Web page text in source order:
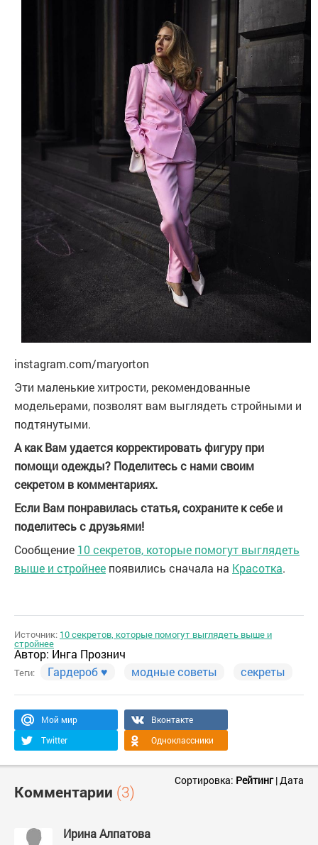
instagram.com/maryorton
Эти маленькие хитрости, рекомендованные
модельерами, позволят вам выглядеть стройными и
подтянутыми.
А как Вам удается корректировать фигуру при
помощи одежды? Поделитесь с нами своим
секретом в комментариях.
Если Вам понравилась статья, сохраните к себе и
поделитесь с друзьями!
Сообщение 10 секретов, которые помогут выглядеть
выше и стройнее появились сначала на Красотка.
Источник: 10 секретов, которые помогут выглядеть выше и
стройнее
Автор:Инга Прознич
Теги: Гардероб ♥ модные советы секреты
Мой мир
Вконтакте
Twitter
Одноклассники
Комментарии (3)
Сортировка: Рейтинг| Дата
Ирина Алпатова